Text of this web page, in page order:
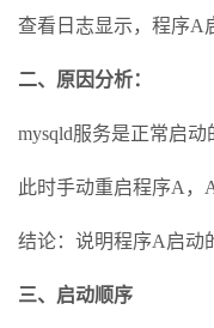
查看日志显示，程序A
二、原因分析：
mysqld服务是正常启动
此时手动重启程序A，
结论：说明程序A启动
三、启动顺序